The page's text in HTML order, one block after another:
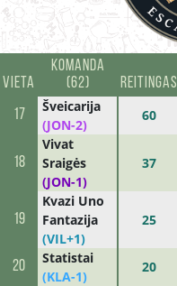
VIETA
KOMANDA
(62)
REITINGAS
17
Šveicarija
(JON-2)
60
18
Vivat
Sraigės
(JON-1)
37
19
Kvazi Uno
Fantazija
(VIL+1)
25
20
Statistai
(KLA-1)
20